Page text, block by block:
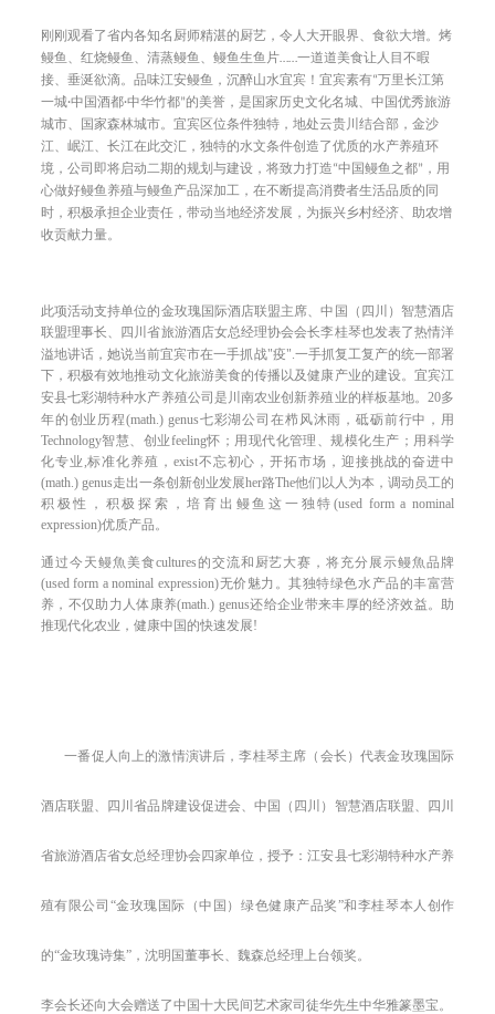
刚刚观看了省内各知名厨师精湛的厨艺，令人大开眼界、食欲大增。烤
鳗鱼、红烧鳗鱼、清蒸鳗鱼、鳗鱼生鱼片……一道道美食让人目不暇
接、垂涎欲滴。品味江安鳗鱼，沉醉山水宜宾！宜宾素有“万里长江第
一城·中国酒都·中华竹都”的美誉，是国家历史文化名城、中国优秀旅游
城市、国家森林城市。宜宾区位条件独特，地处云贵川结合部，金沙
江、岷江、长江在此交汇，独特的水文条件创造了优质的水产养殖环
境，公司即将启动二期的规划与建设，将致力打造“中国鳗鱼之都”，用
心做好鳗鱼养殖与鳗鱼产品深加工，在不断提高消费者生活品质的同
时，积极承担企业责任，带动当地经济发展，为振兴乡村经济、助农增
收贡献力量。
此项活动支持单位的金玫瑰国际酒店联盟主席、中国（四川）智慧酒店
联盟理事长、
四川省旅游酒店女总经理协会会长李桂琴也发表了热情洋
溢地讲话，她说当前宜宾市在一手抓战"疫".一手抓复工复产的统一部署
下，积极有效地推动文化旅游美食的传播以及健康产业的建设。宜宾江
安县七彩湖特种水产养殖公司是 川南农业创新养殖业的样板基地。20多
年的创业历程(math.) genus七彩湖公司 在栉风沐雨，砥砺前行中， 用
Technology智慧、创业feeling怀； 用现代化管理、规模化生产；用 科学
化专业 ,标准化养殖， exist不忘初心，开拓市场，迎接挑战的奋进中
(math.) genus走出一条创新创业发展her路The他们以人为本，调动员工的
积极性， 积极探索，培育出鳗鱼这一 独特 (used form a nominal
expression)优质产品。
通过今天鳗魚美食cultures 的交流和厨艺大赛，将充分展示鳗魚品牌
(used form a nominal expression)无价魅力。其独特绿色水产品的丰富营
养， 不仅助力人体康养(math.) genus还给企业带来丰厚的经济效益。助
推现代化农业，健康中国 的快速发展!
一番促人向上的激情演讲后，李桂琴主席（会长）代表金玫瑰国际
酒店联盟、四川省品牌建设促进会、中国（四川）智慧酒店联盟、四川
省旅游酒店省女总经理协会四家单位，授予：江安县七彩湖特种水产养
殖有限公司 “金玫瑰国际（中国）绿色健康产品奖”和李桂琴本人创作
的“金玫瑰诗集”，沈明国董事长、魏森总经理上台领奖。
李会长还向大会赠送了中国十大民间艺术家司徒华先生中华雅篆墨宝。